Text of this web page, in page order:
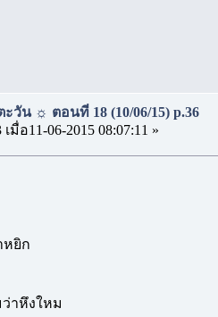
วัน ☼ ตอนที่ 18 (10/06/15) p.36
มื่อ11-06-2015 08:07:11 »
หยิก
าหึงใหม